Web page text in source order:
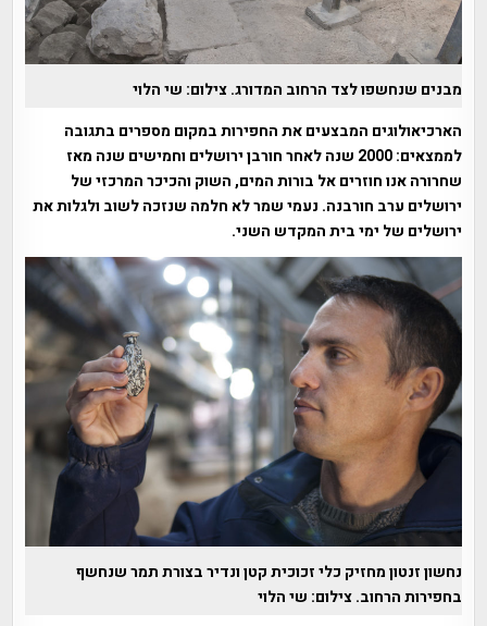
מבנים שנחשפו לצד הרחוב המדורג. צילום: שי הלוי
הארכיאולוגים המבצעים את החפירות במקום מספרים בתגובה
לממצאים: 2000 שנה לאחר חורבן ירושלים וחמישים שנה מאז
שחרורה אנו חוזרים אל בורות המים, השוק והכיכר המרכזי של
ירושלים ערב חורבנה. נעמי שמר לא חלמה שנזכה לשוב ולגלות את
ירושלים של ימי בית המקדש השני.
נחשון זנטון מחזיק כלי זכוכית קטן ונדיר בצורת תמר שנחשף
בחפירות הרחוב. צילום: שי הלוי